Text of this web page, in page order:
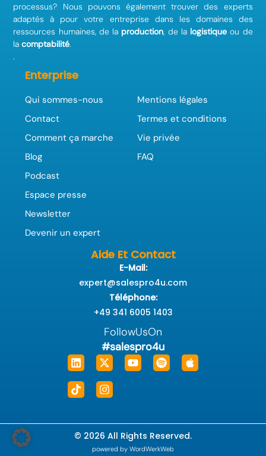
processus? Nous pouvons également trouver des experts
adaptés à pour votre entreprise dans les domaines des
ressources humaines, de la production, de la logistique ou de
lacomptabilité.
.
Enterprise
Qui sommes-nous
Contact
Comment ça marche
Blog
Podcast
Espace presse
Newsletter
Devenir un expert
Mentions légales
Termes et conditions
Vie privée
FAQ
Aide Et Contact
E-Mail:
expert@salespro4u.com
Téléphone:
+49 341 6005 1403
FollowUsOn
#salespro4u
Linkedin
X-
twitter
YoutubeSpotifyApple
TiktokInstagram
© 2026 All Rights Reserved.
powered by WordWerkWeb